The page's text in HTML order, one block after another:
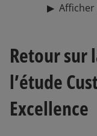
▶
Retour sur
l’étude
Excellence